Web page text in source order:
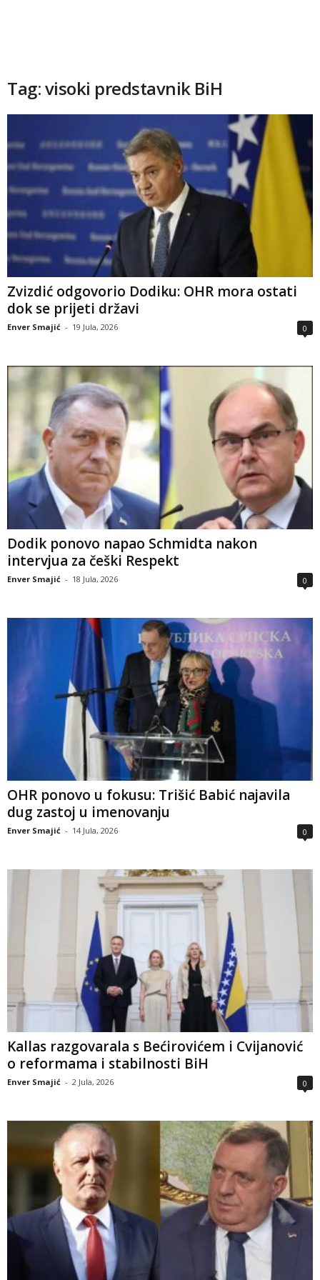
Tag: visoki predstavnik BiH
Zvizdić odgovorio Dodiku: OHR mora ostati
dok se prijeti državi
Enver Smajić - 19 Jula, 2026 0
Dodik ponovo napao Schmidta nakon
intervjua za češki Respekt
Enver Smajić - 18 Jula, 2026 0
OHR ponovo u fokusu: Trišić Babić najavila
dug zastoj u imenovanju
Enver Smajić - 14 Jula, 2026 0
Kallas razgovarala s Bećirovićem i Cvijanović
o reformama i stabilnosti BiH
Enver Smajić - 2 Jula, 2026 0